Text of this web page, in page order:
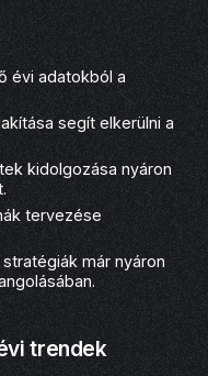
évi adatokból a
segít elkerülni a
kidolgozása nyáron
tervezése
már nyáron
trendek